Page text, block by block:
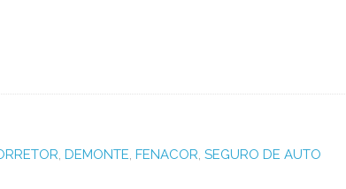
, DEMONTE, FENACOR, SEGURO DE AUTO